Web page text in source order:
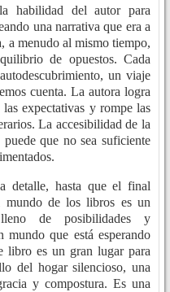
habilidad del autor para
una narrativa que era a
a menudo al mismo tiempo,
de opuestos. Cada
un viaje
cuenta. La autora logra
expectativas y rompe las
La accesibilidad de la
que no sea suficiente
detalle, hasta que el final
mundo de los libros es un
de posibilidades y
que está esperando
libro es un gran lugar para
del hogar silencioso, una
y compostura. Es una